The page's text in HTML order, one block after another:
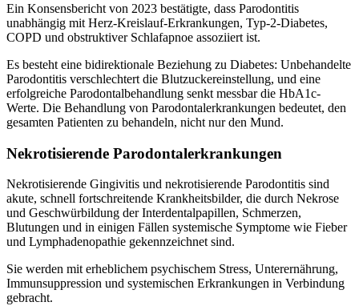
Ein Konsensbericht von 2023 bestätigte, dass Parodontitis
unabhängig mit Herz-Kreislauf-Erkrankungen, Typ-2-Diabetes,
COPD und obstruktiver Schlafapnoe assoziiert ist.
Es besteht eine bidirektionale Beziehung zu Diabetes: Unbehandelte
Parodontitis verschlechtert die Blutzuckereinstellung, und eine
erfolgreiche Parodontalbehandlung senkt messbar die HbA1c-
Werte. Die Behandlung von Parodontalerkrankungen bedeutet, den
gesamten Patienten zu behandeln, nicht nur den Mund.
Nekrotisierende Parodontalerkrankungen
Nekrotisierende Gingivitis und nekrotisierende Parodontitis sind
akute, schnell fortschreitende Krankheitsbilder, die durch Nekrose
und Geschwürbildung der Interdentalpapillen, Schmerzen,
Blutungen und in einigen Fällen systemische Symptome wie Fieber
und Lymphadenopathie gekennzeichnet sind.
Sie werden mit erheblichem psychischem Stress, Unterernährung,
Immunsuppression und systemischen Erkrankungen in Verbindung
gebracht.